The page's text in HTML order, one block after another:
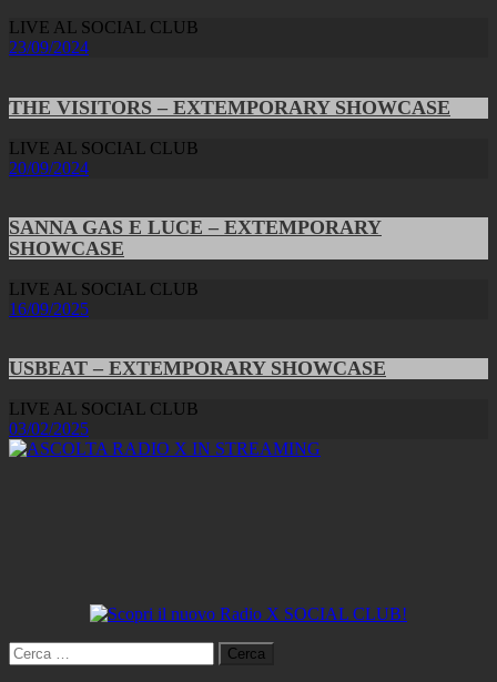
LIVE AL SOCIAL CLUB
23/09/2024
THE VISITORS – EXTEMPORARY SHOWCASE
LIVE AL SOCIAL CLUB
20/09/2024
SANNA GAS E LUCE – EXTEMPORARY
SHOWCASE
LIVE AL SOCIAL CLUB
16/09/2025
USBEAT – EXTEMPORARY SHOWCASE
LIVE AL SOCIAL CLUB
03/02/2025
Ricerca
per: